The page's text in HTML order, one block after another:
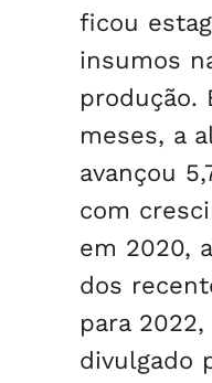
ficou
insumos
produção.
meses, a
avançou
com
em 2020,
dos
para
divulgado